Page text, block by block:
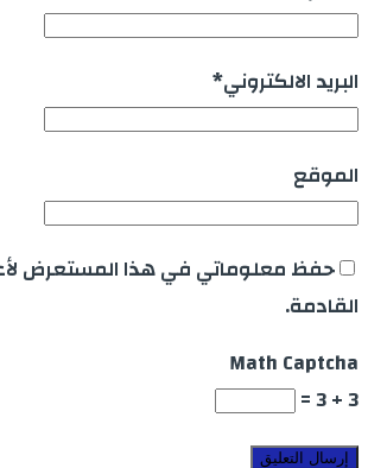
البريد الالكتروني*
الموقع
حفظ معلوماتي في هذا المستعرض
القادمة.
Math Captcha
3 + 3 =